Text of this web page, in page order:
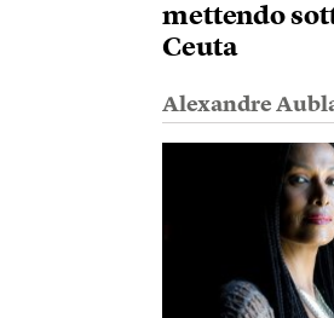
mettendo
Ceuta
Alexandre